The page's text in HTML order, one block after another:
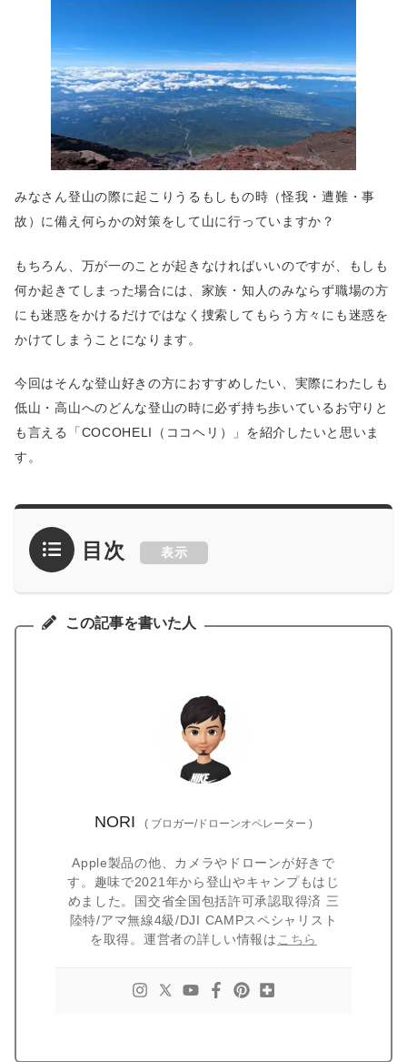
みなさん登山の際に起こりうるもしもの時（怪我・遭難・事
故）に備え何らかの対策をして山に行っていますか？
もちろん、万が一のことが起きなければいいのですが、もしも
何か起きてしまった場合には、家族・知人のみならず職場の方
にも迷惑をかけるだけではなく捜索してもらう方々にも迷惑を
かけてしまうことになります。
今回はそんな登山好きの方におすすめしたい、実際にわたしも
低山・高山へのどんな登山の時に必ず持ち歩いているお守りと
も言える「COCOHELI（ココヘリ）」を紹介したいと思いま
す。
目次 表示
この記事を書いた人
NORI ( ブロガー/ドローンオペレーター )
Apple製品の他、カメラやドローンが好きで
す。趣味で2021年から登山やキャンプもはじ
めました。国交省全国包括許可承認取得済 三
陸特/アマ無線4級/DJI CAMPスペシャリスト
を取得。運営者の詳しい情報は こちら